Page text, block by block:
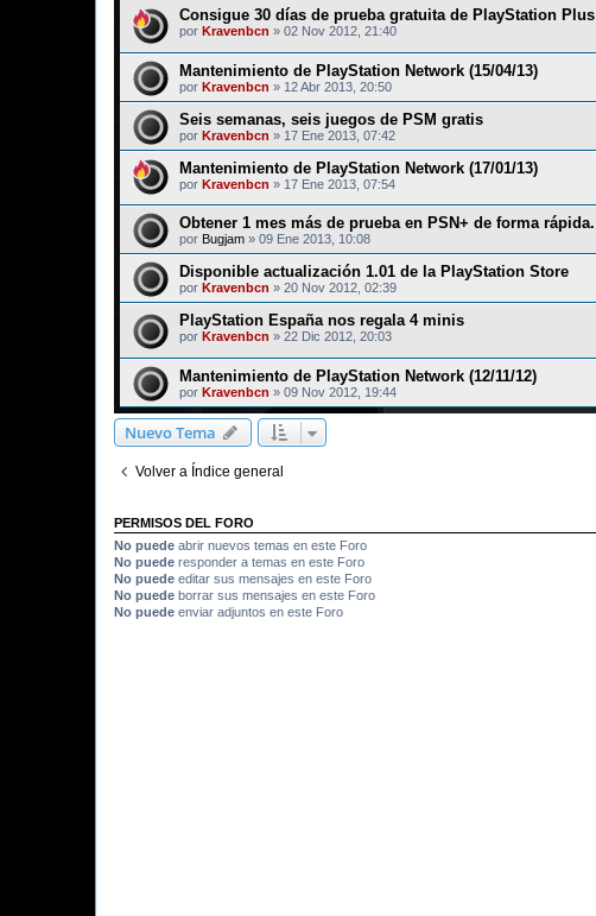
Consigue 30 días de prueba gratuita de PlayStation Plus
por Kravenbcn » 02 Nov 2012, 21:40
Mantenimiento de PlayStation Network (15/04/13)
por Kravenbcn » 12 Abr 2013, 20:50
Seis semanas, seis juegos de PSM gratis
por Kravenbcn » 17 Ene 2013, 07:42
Mantenimiento de PlayStation Network (17/01/13)
por Kravenbcn » 17 Ene 2013, 07:54
Obtener 1 mes más de prueba en PSN+ de forma rápida.
por Bugjam » 09 Ene 2013, 10:08
Disponible actualización 1.01 de la PlayStation Store
por Kravenbcn » 20 Nov 2012, 02:39
PlayStation España nos regala 4 minis
por Kravenbcn » 22 Dic 2012, 20:03
Mantenimiento de PlayStation Network (12/11/12)
por Kravenbcn » 09 Nov 2012, 19:44
Nuevo Tema
Volver a Índice general
PERMISOS DEL FORO
No puede abrir nuevos temas en este Foro
No puede responder a temas en este Foro
No puede editar sus mensajes en este Foro
No puede borrar sus mensajes en este Foro
No puede enviar adjuntos en este Foro